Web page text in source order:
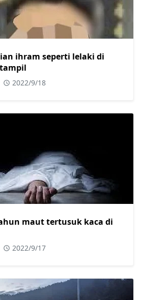
ihram seperti lelaki di
2022/9/18
maut tertusuk kaca di
2022/9/17